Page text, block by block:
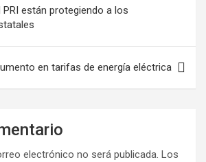
PRI están protegiendo a los
en tarifas de energía eléctrica
electrónico no será publicada. Los